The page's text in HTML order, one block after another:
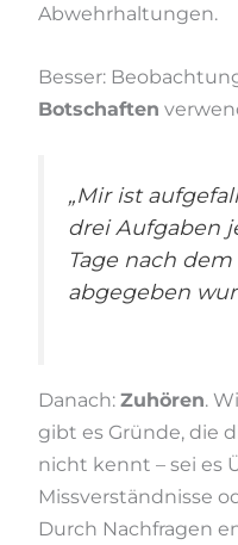
Abwehrhaltungen.
Besser:
Botschaften
„Mir ist
drei Aufgaben
Tage nach
abgegeben
Danach: Zuhören.
gibt es Gründe, die
nicht kennt – sei es
Missverständnisse
Durch Nachfragen